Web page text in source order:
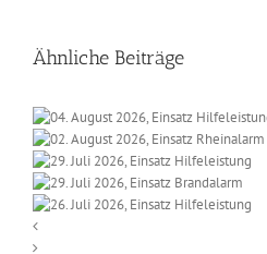
Ähnliche Beiträge